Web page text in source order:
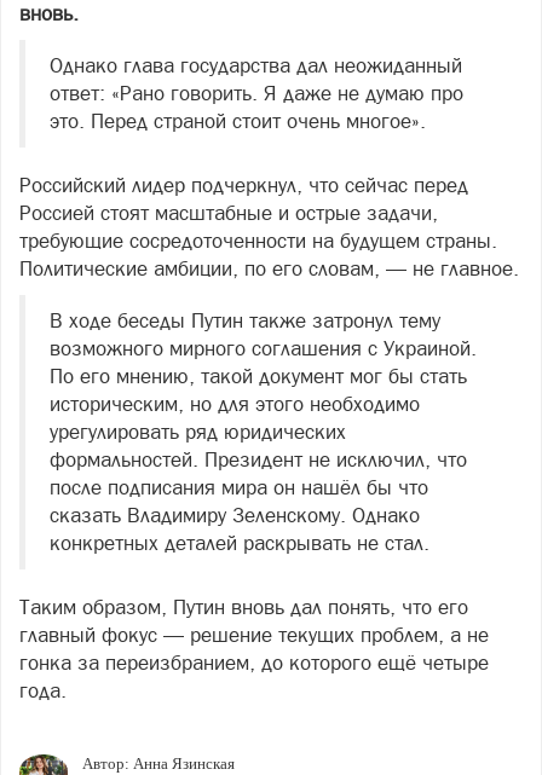
вновь.
Однако глава государства дал неожиданный
ответ: «Рано говорить. Я даже не думаю про
это. Перед страной стоит очень многое».
Российский лидер подчеркнул, что сейчас перед
Россией стоят масштабные и острые задачи,
требующие сосредоточенности на будущем страны.
Политические амбиции, по его словам, — не главное.
В ходе беседы Путин также затронул тему
возможного мирного соглашения с Украиной.
По его мнению, такой документ мог бы стать
историческим, но для этого необходимо
урегулировать ряд юридических
формальностей. Президент не исключил, что
после подписания мира он нашёл бы что
сказать Владимиру Зеленскому. Однако
конкретных деталей раскрывать не стал.
Таким образом, Путин вновь дал понять, что его
главный фокус — решение текущих проблем, а не
гонка за переизбранием, до которого ещё четыре
года.
Автор: Анна Язинская